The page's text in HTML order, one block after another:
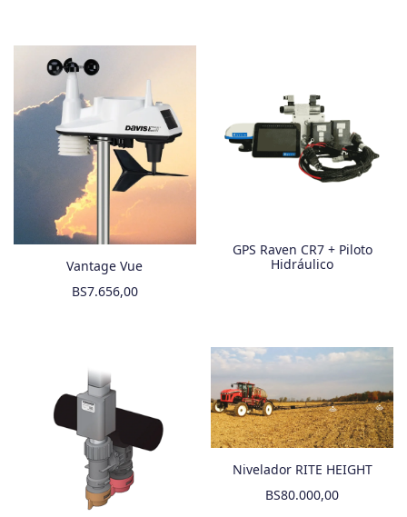
Vantage Vue
BS7.656,00
GPS Raven CR7 + Piloto
Hidráulico
Nivelador RITE HEIGHT
BS80.000,00